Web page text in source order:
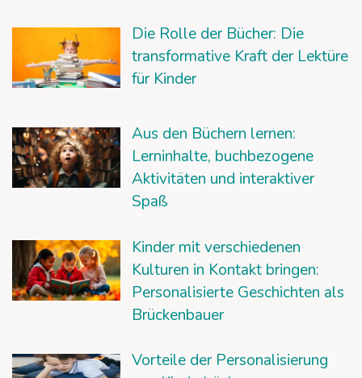
Die Rolle der Bücher: Die
transformative Kraft der Lektüre
für Kinder
Aus den Büchern lernen:
Lerninhalte, buchbezogene
Aktivitäten und interaktiver
Spaß
Kinder mit verschiedenen
Kulturen in Kontakt bringen:
Personalisierte Geschichten als
Brückenbauer
Vorteile der Personalisierung